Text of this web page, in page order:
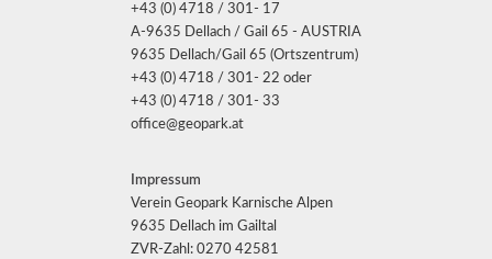
+43 (0) 4718 / 301- 17
A-9635 Dellach / Gail 65 - AUSTRIA
9635 Dellach/Gail 65 (Ortszentrum)
+43 (0) 4718 / 301- 22 oder
+43 (0) 4718 / 301- 33
office@geopark.at
Impressum
Verein Geopark Karnische Alpen
9635 Dellach im Gailtal
ZVR-Zahl: 0270 42581